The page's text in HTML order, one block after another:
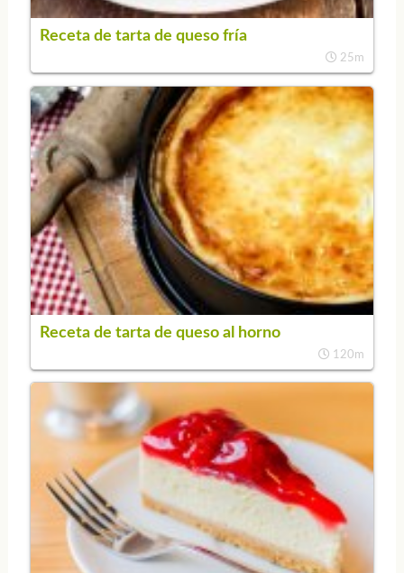
Receta de tarta de queso fría
25m
Receta de tarta de queso al horno
120m